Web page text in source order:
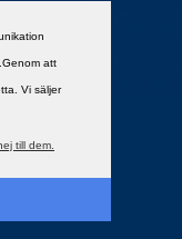
att
Vi säljer
till dem.